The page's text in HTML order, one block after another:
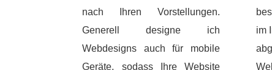
nach Ihren Vorstellungen.
Generell designe ich
Webdesigns auch für mobile
Geräte, sodass Ihre Website
im